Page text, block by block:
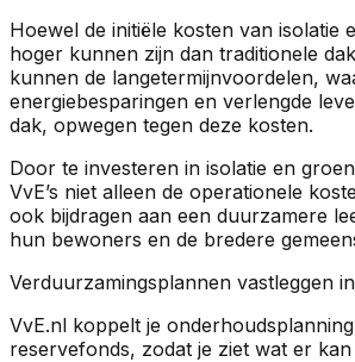
Hoewel de initiële kosten van isolatie
hoger kunnen zijn dan traditionele
kunnen de langetermijnvoordelen,
energiebesparingen en verlengde
dak, opwegen tegen deze kosten.
Door te investeren in isolatie en
VvE’s niet alleen de operationele
ook bijdragen aan een duurzamere
hun bewoners en de bredere
Verduurzamingsplannen vastleggen
VvE.nl koppelt je
reservefonds, zodat je ziet wat er